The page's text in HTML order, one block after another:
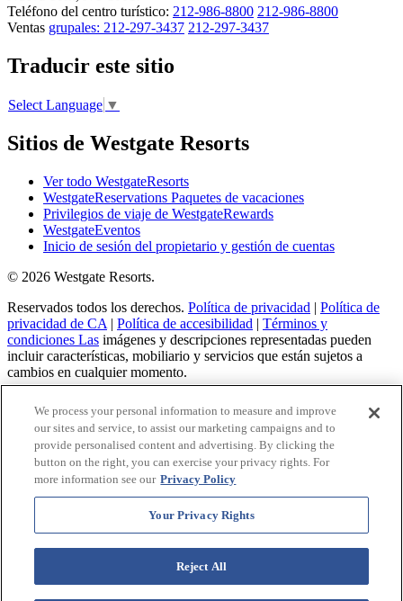
Teléfono del centro turístico: 212-986-8800 212-986-8800
Ventas grupales: 212-297-3437 212-297-3437
Traducir este sitio
Select Language ▼
Sitios de Westgate Resorts
Ver todo WestgateResorts
WestgateReservations Paquetes de vacaciones
Privilegios de viaje de WestgateRewards
WestgateEventos
Inicio de sesión del propietario y gestión de cuentas
© 2026 Westgate Resorts.
Reservados todos los derechos. Política de privacidad | Política de
privacidad de CA | Política de accesibilidad | Términos y
condiciones Las imágenes y descripciones representadas pueden
incluir características, mobiliario y servicios que están sujetos a
cambios en cualquier momento.
un plan de propiedad vacacional.
Aviso: Las características de accesibilidad enumeradas aquí no
pretenden ser una lista exhaustiva o completa de todas las
características accesibles de las instalaciones, habitaciones y / o
servicios para este resort específico. Para obtener información sobre
nuestra política de accesibilidad, consulte nuestra Política de
accesibilidad.
We process your personal information to measure and improve
our sites and service, to assist our marketing campaigns and to
provide personalised content and advertising. By clicking the
button on the right, you can exercise your privacy rights. For
more information see our Privacy Policy
Your Privacy Rights
Reject All